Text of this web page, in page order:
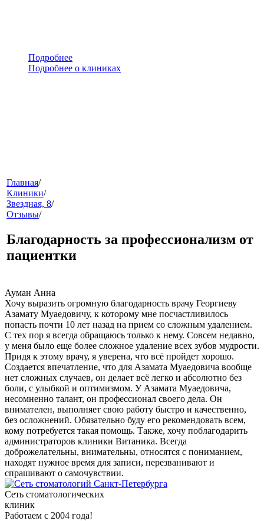
Подробнее
Подробнее о клиниках
меню
звонок
клиники
Главная/
Клиники/
Звездная, 8/
Отзывы/
Благодарность за профессионализм от
пациентки
Ауман Анна
Хочу выразить огромную благодарность врачу Георгиеву
Азамату Муаедовичу, к которому мне посчастливилось
попасть почти 10 лет назад на прием со сложным удалением.
С тех пор я всегда обращаюсь только к нему. Совсем недавно,
у меня было еще более сложное удаление всех зубов мудрости.
Придя к этому врачу, я уверена, что всё пройдет хорошо.
Создается впечатление, что для Азамата Муаедовича вообще
нет сложных случаев, он делает всё легко и абсолютно без
боли, с улыбкой и оптимизмом. У Азамата Муаедовича,
несомненно талант, он профессионал своего дела. Он
внимателен, выполняет свою работу быстро и качественно,
без осложнений. Обязательно буду его рекомендовать всем,
кому потребуется такая помощь. Также, хочу поблагодарить
администраторов клиники Витаника. Всегда
доброжелательны, внимательны, относятся с пониманием,
находят нужное время для записи, перезванивают и
спрашивают о самочувствии.
Сеть стоматологических
клиник
Работаем с 2004 года!